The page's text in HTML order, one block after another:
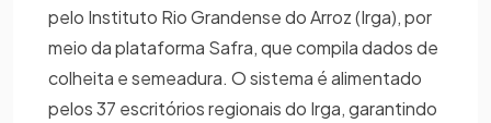
pelo Instituto Rio Grandense do Arroz (Irga), por
meio da plataforma Safra, que compila dados de
colheita e semeadura. O sistema é alimentado
pelos 37 escritórios regionais do Irga, garantindo